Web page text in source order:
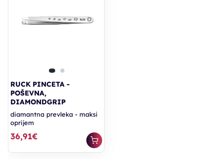
RUCK PINCETA -
POŠEVNA,
DIAMONDGRIP
diamantna prevleka - maksi
oprijem
36,91€